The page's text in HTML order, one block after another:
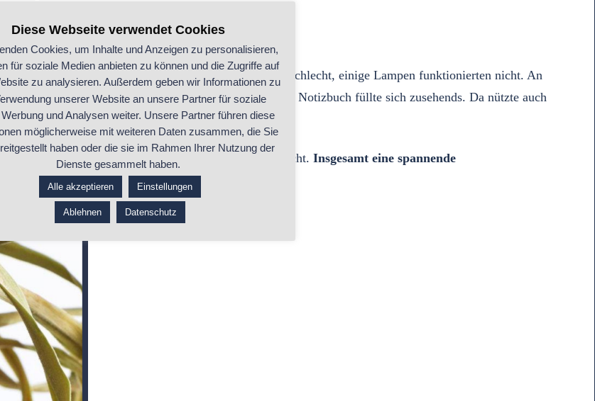
riechen.
befand sich im Untergeschoss. Die Beleuchtung war schlecht, einige Lampen funktionierten nicht. An
auf dem Tisch waren ebenfalls veraltet. Mein Notizbuch füllte sich zusehends. Da nützte auch
Jahr alt“) nichts.
verkümmerte Yukka-Palme fehlte natürlich auch nicht. Insgesamt eine spannende
kam und ungefähr wusste, was ihn erwartete.
Diese Webseite verwendet Cookies
Cookies, um Inhalte und Anzeigen zu personalisieren,
für soziale Medien anbieten zu können und die Zugriffe auf
zu analysieren. Außerdem geben wir Informationen zu
unserer Website an unsere Partner für soziale
und Analysen weiter. Unsere Partner führen diese
möglicherweise mit weiteren Daten zusammen, die Sie
haben oder die sie im Rahmen Ihrer Nutzung der
Dienste gesammelt haben.
Alle akzeptieren Einstellungen
Ablehnen Datenschutz